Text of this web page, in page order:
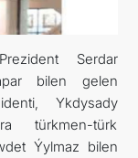
Serdar
bilen gelen
Ykdysady
türkmen-türk
Ýylmaz bilen